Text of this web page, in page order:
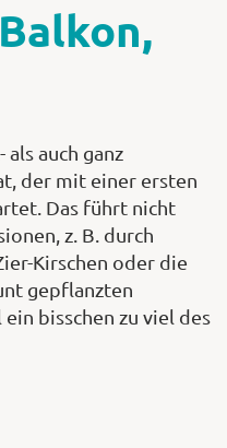
auch ganz
der mit einer ersten
Das führt nicht
z. B. durch
Kirschen oder die
gepflanzten
bisschen zu viel des